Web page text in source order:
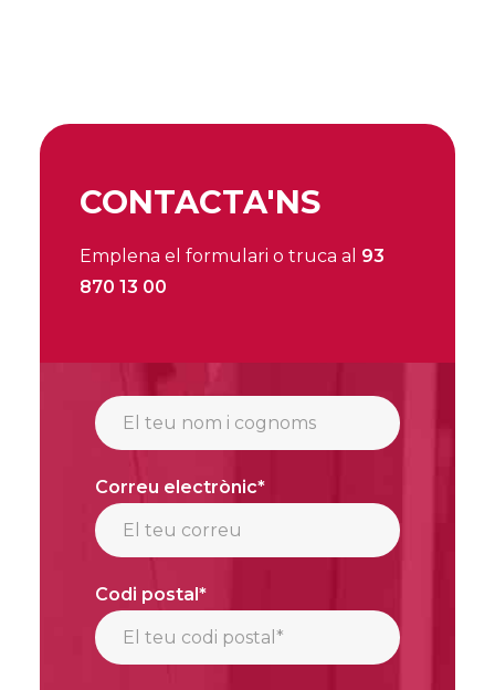
CONTACTA'NS
Emplena el formulari o truca al 93
870 13 00
Correu electrònic*
Codi postal*